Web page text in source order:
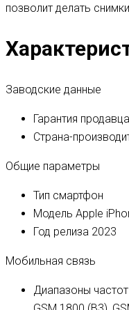
позволит делать
Заводские данные
Гарантия продавца
Страна-
Общие параметры
Тип смартфон
Модель Apple
Год релиза 2023
Мобильная связь
Диапазоны